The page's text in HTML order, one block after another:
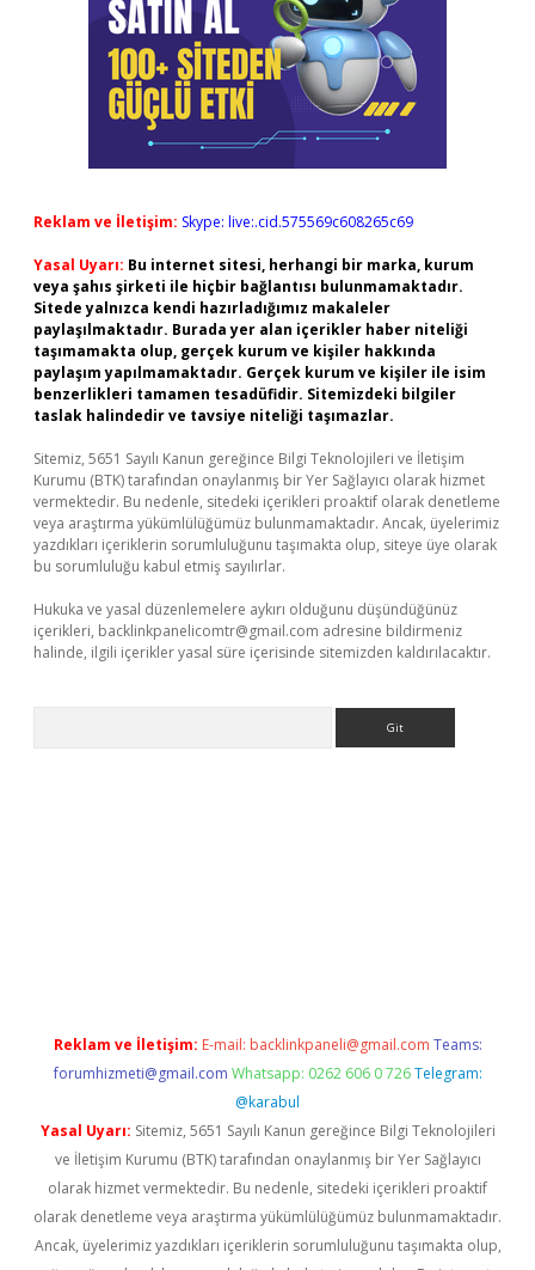
Reklam ve İletişim: Skype: live:.cid.575569c608265c69
Yasal Uyarı: Bu internet sitesi, herhangi bir marka, kurum
veya şahıs şirketi ile hiçbir bağlantısı bulunmamaktadır.
Sitede yalnızca kendi hazırladığımız makaleler
paylaşılmaktadır. Burada yer alan içerikler haber niteliği
taşımamakta olup, gerçek kurum ve kişiler hakkında
paylaşım yapılmamaktadır. Gerçek kurum ve kişiler ile isim
benzerlikleri tamamen tesadüfidir. Sitemizdeki bilgiler
taslak halindedir ve tavsiye niteliği taşımazlar.
Sitemiz, 5651 Sayılı Kanun gereğince Bilgi Teknolojileri ve İletişim
Kurumu (BTK) tarafından onaylanmış bir Yer Sağlayıcı olarak hizmet
vermektedir. Bu nedenle, sitedeki içerikleri proaktif olarak denetleme
veya araştırma yükümlülüğümüz bulunmamaktadır. Ancak, üyelerimiz
yazdıkları içeriklerin sorumluluğunu taşımakta olup, siteye üye olarak
bu sorumluluğu kabul etmiş sayılırlar.
Hukuka ve yasal düzenlemelere aykırı olduğunu düşündüğünüz
içerikleri, backlinkpanelicomtr@gmail.com adresine bildirmeniz
halinde, ilgili içerikler yasal süre içerisinde sitemizden kaldırılacaktır.
Reklam ve İletişim: E-mail: backlinkpaneli@gmail.com Teams:
forumhizmeti@gmail.com Whatsapp: 0262 606 0 726 Telegram:
@karabul
Yasal Uyarı: Sitemiz, 5651 Sayılı Kanun gereğince Bilgi Teknolojileri
ve İletişim Kurumu (BTK) tarafından onaylanmış bir Yer Sağlayıcı
olarak hizmet vermektedir. Bu nedenle, sitedeki içerikleri proaktif
olarak denetleme veya araştırma yükümlülüğümüz bulunmamaktadır.
Ancak, üyelerimiz yazdıkları içeriklerin sorumluluğunu taşımakta olup,